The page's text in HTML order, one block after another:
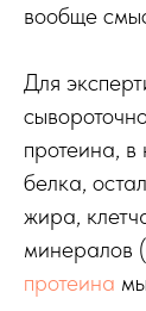
вообще
Для
протеина,
белка,
жира,
минералов
протеина